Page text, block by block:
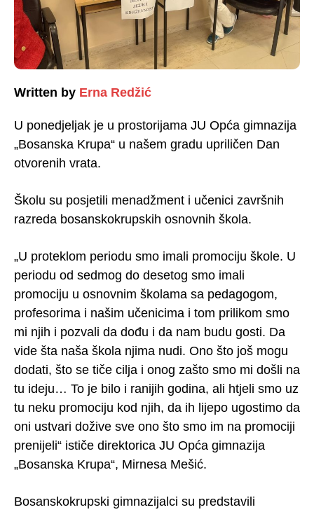
Written by Erna Redžić
U ponedjeljak je u prostorijama JU Opća gimnazija
„Bosanska Krupa“ u našem gradu upriličen Dan
otvorenih vrata.
Školu su posjetili menadžment i učenici završnih
razreda bosanskokrupskih osnovnih škola.
„U proteklom periodu smo imali promociju škole. U
periodu od sedmog do desetog smo imali
promociju u osnovnim školama sa pedagogom,
profesorima i našim učenicima i tom prilikom smo
mi njih i pozvali da dođu i da nam budu gosti. Da
vide šta naša škola njima nudi. Ono što još mogu
dodati, što se tiče cilja i onog zašto smo mi došli na
tu ideju… To je bilo i ranijih godina, ali htjeli smo uz
tu neku promociju kod njih, da ih lijepo ugostimo da
oni ustvari dožive sve ono što smo im na promociji
prenijeli“ ističe direktorica JU Opća gimnazija
„Bosanska Krupa“, Mirnesa Mešić.
Bosanskokrupski gimnazijalci su predstavili